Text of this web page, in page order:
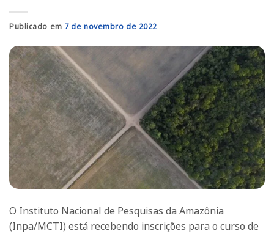
Publicado em 7 de novembro de 2022
O Instituto Nacional de Pesquisas da Amazônia
(Inpa/MCTI) está recebendo inscrições para o curso de